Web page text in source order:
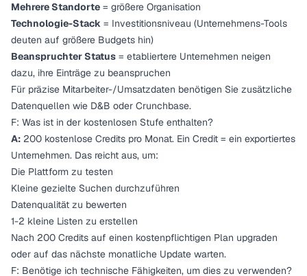
Mehrere Standorte = größere Organisation
Technologie-Stack = Investitionsniveau (Unternehmens-Tools
deuten auf größere Budgets hin)
Beanspruchter Status = etabliertere Unternehmen neigen
dazu, ihre Einträge zu beanspruchen
Für präzise Mitarbeiter-/Umsatzdaten benötigen Sie zusätzliche
Datenquellen wie D&B oder Crunchbase.
F: Was ist in der kostenlosen Stufe enthalten?
A: 200 kostenlose Credits pro Monat. Ein Credit = ein exportiertes
Unternehmen. Das reicht aus, um:
Die Plattform zu testen
Kleine gezielte Suchen durchzuführen
Datenqualität zu bewerten
1-2 kleine Listen zu erstellen
Nach 200 Credits auf einen kostenpflichtigen Plan upgraden
oder auf das nächste monatliche Update warten.
F: Benötige ich technische Fähigkeiten, um dies zu verwenden?